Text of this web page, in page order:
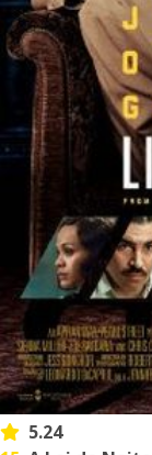
5.24